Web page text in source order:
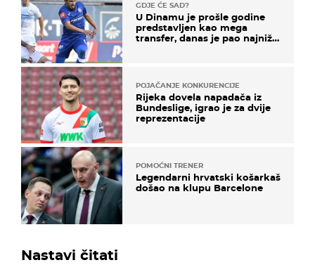
GDJE ĆE SAD?
U Dinamu je prošle godine
predstavljen kao mega
transfer, danas je pao najniže
POJAČANJE KONKURENCIJE
Rijeka dovela napadača iz
Bundeslige, igrao je za dvije
reprezentacije
POMOĆNI TRENER
Legendarni hrvatski košarkaš
došao na klupu Barcelone
Nastavi čitati